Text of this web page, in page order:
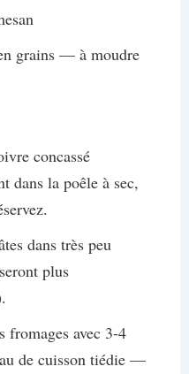
grains — à moudre
concassé
dans la poêle à sec,
dans très peu
plus
fromages avec 3-4
de cuisson tiédie —